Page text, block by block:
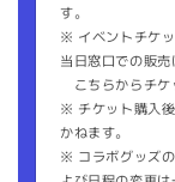
す。
※ イベントチケッ
当日窓口での販売
こちらからチケ
※ チケット購入
かねます。
※ コラボグッズ